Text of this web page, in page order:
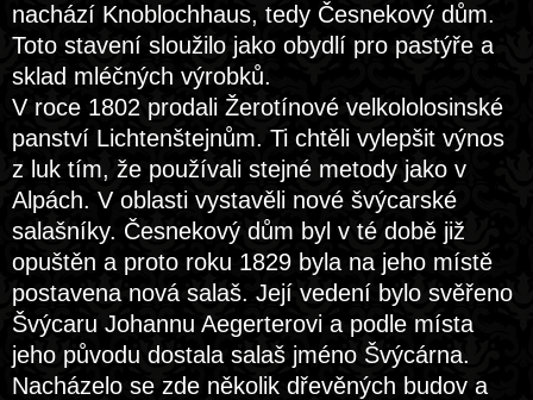
nachází Knoblochhaus, tedy Česnekový dům.
Toto stavení sloužilo jako obydlí pro pastýře a
sklad mléčných výrobků.
V roce 1802 prodali Žerotínové velkololosinské
panství Lichtenštejnům. Ti chtěli vylepšit výnos
z luk tím, že používali stejné metody jako v
Alpách. V oblasti vystavěli nové švýcarské
salašníky. Česnekový dům byl v té době již
opuštěn a proto roku 1829 byla na jeho místě
postavena nová salaš. Její vedení bylo svěřeno
Švýcaru Johannu Aegerterovi a podle místa
jeho původu dostala salaš jméno Švýcárna.
Nacházelo se zde několik dřevěných budov a